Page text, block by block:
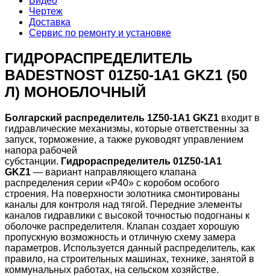
Чертеж
Доставка
Сервис по ремонту и установке
ГИДРОРАСПРЕДЕЛИТЕЛЬ
BADESTNOST 01Z50-1А1 GKZ1 (50
Л) МОНОБЛОЧНЫЙ
Болгарский распределитель 1Z50-1А1 GKZ1 входит в
гидравлические механизмы, которые ответственны за
запуск, торможение, а также руководят управлением
напора рабочей
субстанции. Гидрораспределитель 01Z50-1А1
GKZ1 — вариант направляющего клапана
распределения серии «Р40» с коробом особого
строения. На поверхности золотника смонтированы
каналы для контроля над тягой. Передние элементы
каналов гидравлики с высокой точностью подогнаны к
оболочке распределителя. Клапан создает хорошую
пропускную возможность и отличную схему замера
параметров. Используется данный распределитель, как
правило, на строительных машинах, технике, занятой в
коммунальных работах, на сельском хозяйстве.